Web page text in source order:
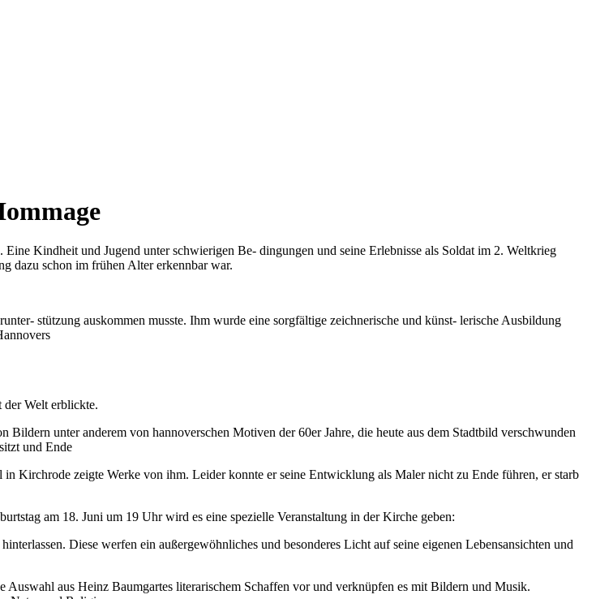
Kindheit und Jugend unter schwierigen Be- dingungen und seine Erlebnisse als Soldat im 2. Weltkrieg
dazu schon im frühen Alter erkennbar war.
stützung auskommen musste. Ihm wurde eine sorgfältige zeichnerische und künst- lerische Ausbildung
der Welt erblickte.
unter anderem von hannoverschen Motiven der 60er Jahre, die heute aus dem Stadtbild verschwunden
und Ende
Kirchrode zeigte Werke von ihm. Leider konnte er seine Entwicklung als Maler nicht zu Ende führen, er starb
am 18. Juni um 19 Uhr wird es eine spezielle Veranstaltung in der Kirche geben:
Diese werfen ein außergewöhnliches und besonderes Licht auf seine eigenen Lebensansichten und
aus Heinz Baumgartes literarischem Schaffen vor und verknüpfen es mit Bildern und Musik.